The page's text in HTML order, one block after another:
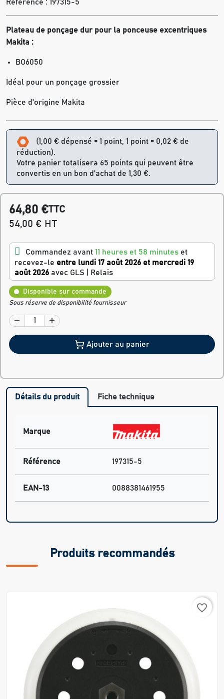
Référence : 197315-5
Plateau de ponçage dur pour la ponceuse excentriques
Makita :
BO6050
Idéal pour un ponçage grossier
Pièce d'origine Makita
(1,00 € dépensé = 1 point, 1 point = 0,02 € de
réduction).
Votre panier totalisera 65 points qui peuvent être
convertis en un bon d'achat de 1,30 €.
64,80 €TTC
54,00 € HT
Commandez avant 11 heures et 58 minutes et
recevez-le entre lundi 17 août 2026 et mercredi 19
août 2026 avec GLS | Relais
Disponible sur commande
Sous réserve de disponibilité fournisseur
Ajouter au panier
Détails du produit Fiche technique
Marque
Référence 197315-5
EAN-13 0088381461955
Produits recommandés
favorite_border